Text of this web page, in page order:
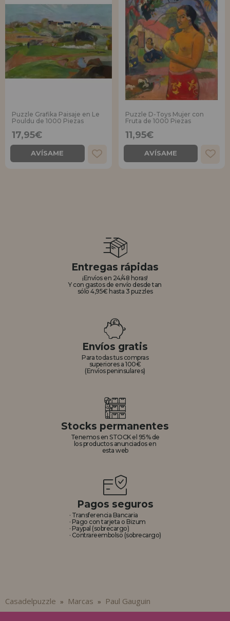
Puzzle Grafika Paisaje en Le
Pouldu de 1000 Piezas
17,95€
AVÍSAME
Puzzle D-Toys Mujer con
Fruta de 1000 Piezas
11,95€
AVÍSAME
Entregas rápidas
¡Envíos en 24/48 horas!
Y con gastos de envío desde tan
sólo 4,95€ hasta 3 puzzles
Envíos gratis
Para todas tus compras
superiores a 100€
(Envíos peninsulares)
Stocks permanentes
Tenemos en STOCK el 95% de
los productos anunciados en
esta web
Pagos seguros
· Transferencia Bancaria
· Pago con tarjeta o Bizum
· Paypal (sobrecargo)
· Contrareembolso (sobrecargo)
Casadelpuzzle » Marcas » Paul Gauguin